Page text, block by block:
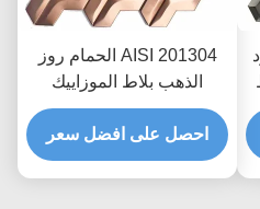
AISI 201304 الحمام روز
الذهب بلاط الموزاييك
شعري مصقول الانتهاء
احصل على افضل سعر